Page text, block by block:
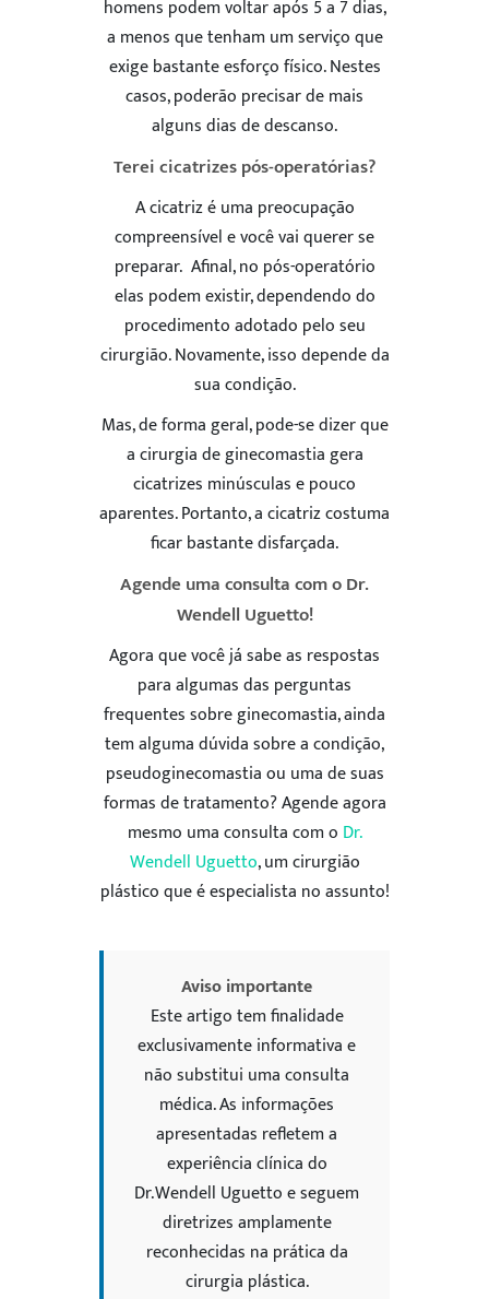
homens podem voltar após 5 a 7 dias,
a menos que tenham um serviço que
exige bastante esforço físico. Nestes
casos, poderão precisar de mais
alguns dias de descanso.
Terei cicatrizes pós-operatórias?
A cicatriz é uma preocupação
compreensível e você vai querer se
preparar. Afinal, no pós-operatório
elas podem existir, dependendo do
procedimento adotado pelo seu
cirurgião. Novamente, isso depende da
sua condição.
Mas, de forma geral, pode-se dizer que
a cirurgia de ginecomastia gera
cicatrizes minúsculas e pouco
aparentes. Portanto, a cicatriz costuma
ficar bastante disfarçada.
Agende uma consulta com o Dr.
Wendell Uguetto!
Agora que você já sabe as respostas
para algumas das perguntas
frequentes sobre ginecomastia, ainda
tem alguma dúvida sobre a condição,
pseudoginecomastia ou uma de suas
formas de tratamento? Agende agora
mesmo uma consulta com o Dr.
Wendell Uguetto, um cirurgião
plástico que é especialista no assunto!
Aviso importante
Este artigo tem finalidade
exclusivamente informativa e
não substitui uma consulta
médica. As informações
apresentadas refletem a
experiência clínica do
Dr. Wendell Uguetto e seguem
diretrizes amplamente
reconhecidas na prática da
cirurgia plástica.